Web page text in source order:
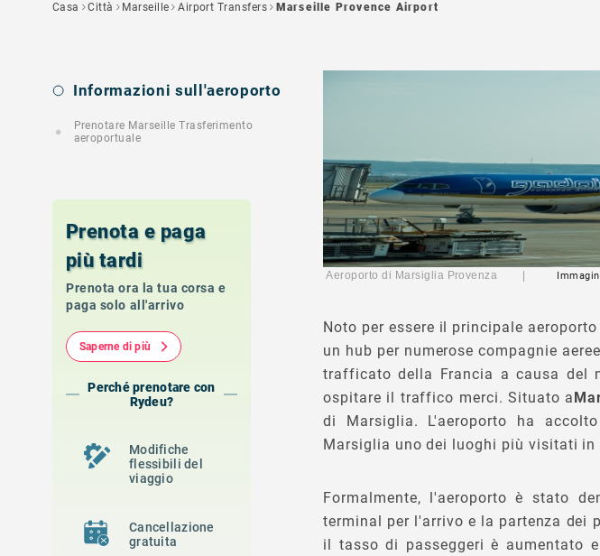
Casa Città Marseille Airport Transfers Marseille Provence Airport
Informazioni sull'aeroporto
Prenotare Marseille Trasferimento
aeroportuale
Prenota e paga
più tardi
Prenota ora la tua corsa e
paga solo all'arrivo
Saperne di più
Perché prenotare con
Rydeu?
Modifiche
flessibili del
viaggio
Cancellazione
gratuita
Aeroporto di Marsiglia Provenza |
Noto per essere il principale
un hub per numerose compagnie
trafficato della Francia a causa del
ospitare il traffico merci. Situato a
di Marsiglia. L'aeroporto ha
Marsiglia uno dei luoghi più visitati in
Formalmente, l'aeroporto è stato
terminal per l'arrivo e la partenza dei
il tasso di passeggeri è aumentato